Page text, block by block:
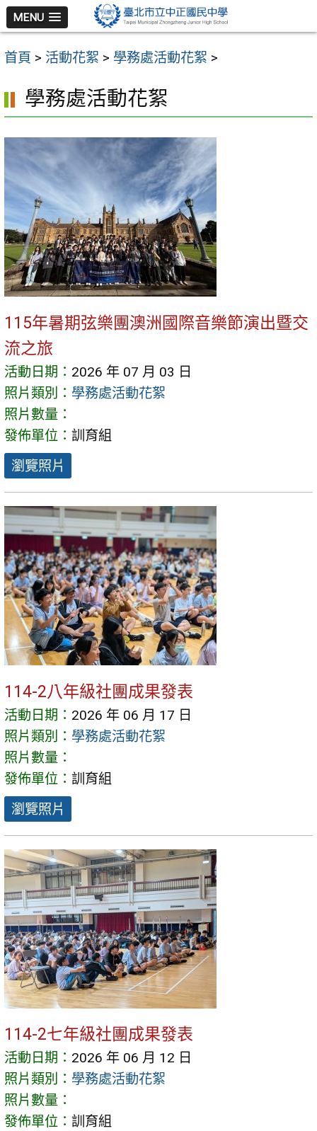
跳
至
主
內
容
區
MENU
首頁 > 活動花絮 > 學務處活動花絮 >
學務處活動花絮
115年暑期弦樂團澳洲國際音樂節演出暨交
流之旅
活動日期： 2026 年 07 月 03 日
照片類別： 學務處活動花絮
照片數量：
發佈單位： 訓育組
瀏覽照片
114-2八年級社團成果發表
活動日期： 2026 年 06 月 17 日
照片類別： 學務處活動花絮
照片數量：
發佈單位： 訓育組
瀏覽照片
114-2七年級社團成果發表
活動日期： 2026 年 06 月 12 日
照片類別： 學務處活動花絮
照片數量：
發佈單位： 訓育組